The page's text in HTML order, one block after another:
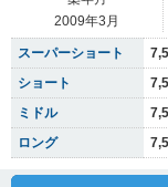
2009年3月
スーパーショート
ショート
ミドル
ロング